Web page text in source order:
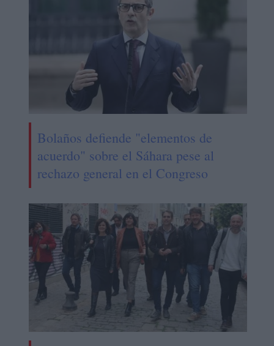
Bolaños defiende "elementos de
acuerdo" sobre el Sáhara pese al
rechazo general en el Congreso